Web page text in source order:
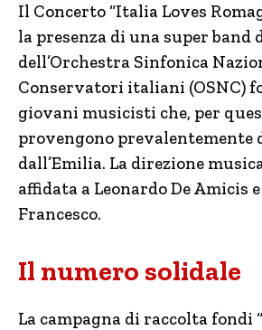
Il Concerto “Italia Loves
la presenza di una super band
dell’Orchestra Sinfonica
Conservatori italiani (OSNC)
giovani musicisti che, per
provengono prevalentemente
dall’Emilia. La direzione
affidata a Leonardo De Amicis
Francesco.
Il numero solidale
La campagna di raccolta fondi “